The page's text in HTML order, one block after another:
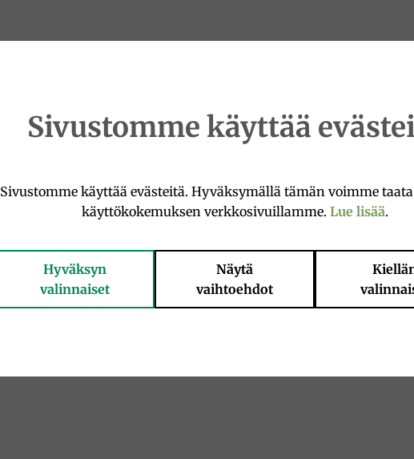
Sivustomme käyttää
Sivustomme käyttää evästeitä. Hyväksymällä tämän voimme
käyttökokemuksen verkkosivuillamme. Lue lisää.
Hyväksyn
valinnaiset
Näytä
vaihtoehdot